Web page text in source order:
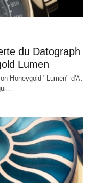
du Datograph
Lumen
Honeygold "Lumen" d'A.